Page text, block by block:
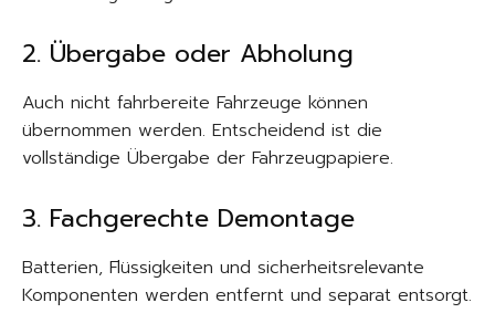
2. Übergabe oder Abholung
Auch nicht fahrbereite Fahrzeuge können
übernommen werden. Entscheidend ist die
vollständige Übergabe der Fahrzeugpapiere.
3. Fachgerechte Demontage
Batterien, Flüssigkeiten und sicherheitsrelevante
Komponenten werden entfernt und separat entsorgt.